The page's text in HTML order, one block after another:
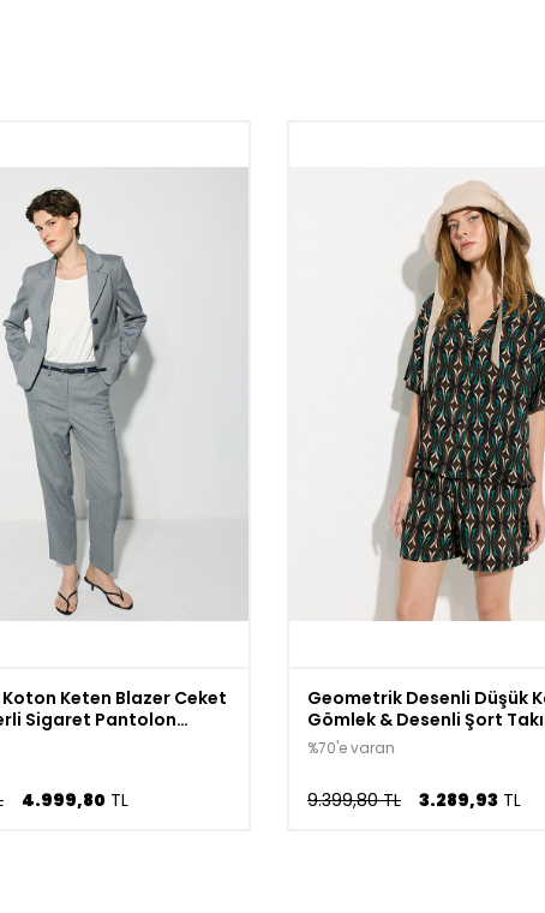
Keten Blazer Ceket
Sigaret Pantolon
4.999,80 TL
Geometrik Desenli Düşük
Gömlek & Desenli Şort
Kahverengi
%70'e varan
9.399,80 TL 3.289,93 TL